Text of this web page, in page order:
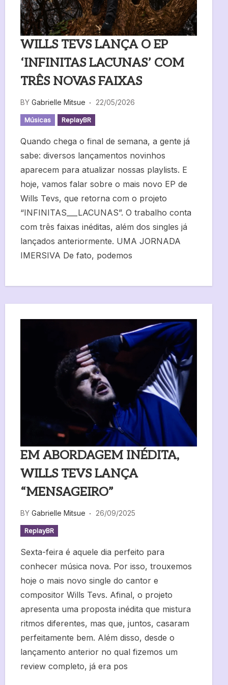
WILLS TEVS LANÇA O EP
‘INFINITAS LACUNAS’ COM
TRÊS NOVAS FAIXAS
BY Gabrielle Mitsue 22/05/2026
Músicas ReplayBR
Quando chega o final de semana, a gente já
sabe: diversos lançamentos novinhos
aparecem para atualizar nossas playlists. E
hoje, vamos falar sobre o mais novo EP de
Wills Tevs, que retorna com o projeto
“INFINITAS___LACUNAS”. O trabalho conta
com três faixas inéditas, além dos singles já
lançados anteriormente. UMA JORNADA
IMERSIVA De fato, podemos
EM ABORDAGEM INÉDITA,
WILLS TEVS LANÇA
“MENSAGEIRO”
BY Gabrielle Mitsue 26/09/2025
ReplayBR
Sexta-feira é aquele dia perfeito para
conhecer música nova. Por isso, trouxemos
hoje o mais novo single do cantor e
compositor Wills Tevs. Afinal, o projeto
apresenta uma proposta inédita que mistura
ritmos diferentes, mas que, juntos, casaram
perfeitamente bem. Além disso, desde o
lançamento anterior no qual fizemos um
review completo, já era pos